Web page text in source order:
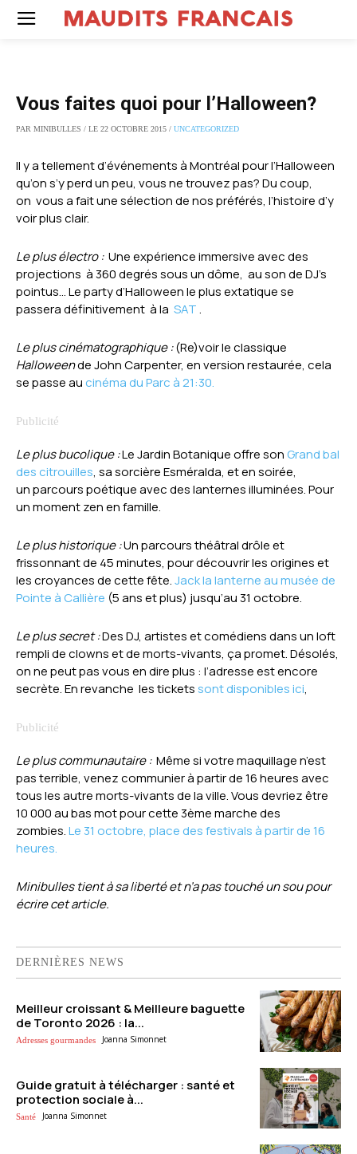
Vous faites quoi pour l’Halloween?
PAR MINIBULLES / LE 22 OCTOBRE 2015 / UNCATEGORIZED
Il y a tellement d’événements à Montréal pour l’Halloween
qu’on s’y perd un peu, vous ne trouvez pas? Du coup,
on vous a fait une sélection de nos préférés, l’histoire d’y
voir plus clair.
Le plus électro : Une expérience immersive avec des
projections à 360 degrés sous un dôme, au son de DJ’s
pointus… Le party d’Halloween le plus extatique se
passera définitivement à la SAT.
Le plus cinématographique :(Re)voir le classique
Halloweende John Carpenter, en version restaurée, cela
se passe au cinéma du Parc à 21:30.
Le plus bucolique :Le Jardin Botanique offre sonGrand bal
des citrouilles, sa sorcière Esméralda, et en soirée,
un parcours poétique avec des lanternes illuminées. Pour
un moment zen en famille.
Le plus historique :Un parcours théâtral drôle et
frissonnant de 45 minutes, pour découvrir les origines et
les croyances de cette fête.Jack la lanterne au musée de
Pointe à Callière (5 ans et plus) jusqu’au 31 octobre.
Le plus secret :Des DJ, artistes et comédiens dans un loft
rempli de clowns et de morts-vivants, ça promet. Désolés,
on ne peut pas vous en dire plus : l’adresse est encore
secrète. En revanche les ticketssont disponibles ici,
Le plus communautaire :Même si votre maquillage n’est
pas terrible, venez communier à partir de 16 heures avec
tous les autre morts-vivants de la ville. Vous devriez être
10 000 au bas mot pour cette 3ème marche des
zombies.Le 31 octobre, place des festivals à partir de 16
heures.
Minibulles tient à sa liberté et n’a pas touché un sou pour
écrire cet article.
DERNIÈRES NEWS
Meilleur croissant & Meilleure baguette
de Toronto 2026 : la...
Adresses gourmandes Joanna Simonnet
Guide gratuit à télécharger : santé et
protection sociale à...
Santé Joanna Simonnet